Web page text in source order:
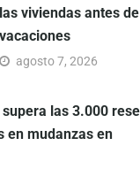
las viviendas antes
vacaciones
agosto 7, 2026
las 3.000
en mudanzas en